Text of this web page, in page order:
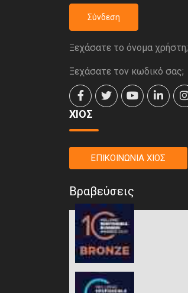
Σύνδεση
Ξεχάσατε το όνομα χρήστη;
Ξεχάσατε τον κωδικό σας;
ΧΙΟΣ
ΕΠΙΚΟΙΝΩΝΙΑ ΧΙΟΣ
Βραβεύσεις